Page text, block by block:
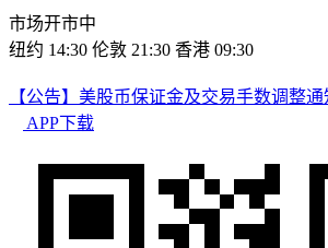
市场开市中
纽约 14:30 伦敦 21:30 香港 09:30
【公告】美股币保证金及交易手数调整通
APP下载